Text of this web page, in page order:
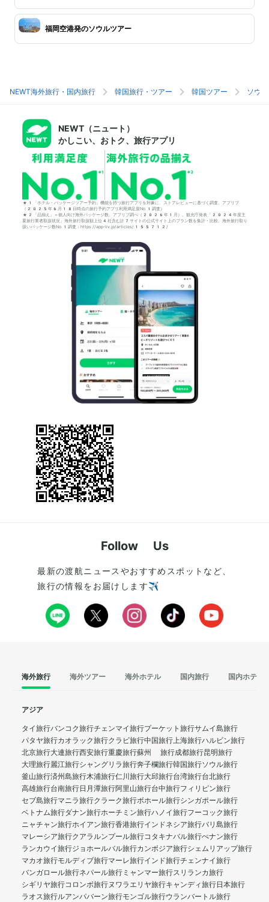
福岡空港発のソウルツアー
NEWT海外旅行・国内旅行 韓国旅行・ツアー 韓国ツアー ソウ
NEWT（ニュート）
かしこい、おトク、旅行アプリ
*1「ホテル・パッケージツアー予約」機能を持つ旅行アプリを対象に、ストアレビューに基づく調査。アプリブ
（2025年6月18日時点の旅行予約アプリ利用満足度No.1調査）
*2「品揃え」＝個人向け海外パッケージ数。アプリブ調べ（2026年1月）。観光庁発表「2024年度主
要旅行業者取扱状況」海外旅行取扱額上位4社含む計7サイトの公式サイト上のプラン数を集計・比較。海外旅行取り
扱いパッケージ数No.1調査：https://app-liv.jp/articles/155712/
Follow Us
最新の渡航ニュースやおすすめスポットなど、
旅行の情報をお届けします✈️
海外旅行 海外ツアー 海外ホテル 国内旅行 国内ホテル
アジア
タイ旅行バンコク旅行チェンマイ旅行プーケット旅行サムイ島旅行
パタヤ旅行カオラック旅行クラビ旅行中国旅行上海旅行ハルビン旅行
北京旅行大連旅行西安旅行重慶旅行蘇州 旅行成都旅行昆明旅行
大理旅行麗江旅行シャングリラ旅行奔子欄旅行韓国旅行ソウル旅行
釜山旅行済州島旅行木浦旅行仁川旅行大邱旅行台湾旅行台北旅行
高雄旅行台南旅行日月潭旅行阿里山旅行台中旅行フィリピン旅行
セブ島旅行マニラ旅行クラーク旅行ボホール旅行シンガポール旅行
ベトナム旅行ダナン旅行ホーチミン旅行ハノイ旅行フーコック旅行
ニャチャン旅行ホイアン旅行香港旅行インドネシア旅行バリ島旅行
マレーシア旅行クアラルンプール旅行コタキナバル旅行ぺナン旅行
ランカウイ旅行ジョホールバル旅行カンボジア旅行シェムリアップ旅行
マカオ旅行モルディブ旅行マーレ旅行インド旅行チェンナイ旅行
バンガロール旅行ネパール旅行 ミャンマー旅行スリランカ旅行
シギリヤ旅行コロンボ旅行ヌワラエリヤ旅行キャンディ旅行日本旅行
ラオス旅行ルアンパバーン旅行モンゴル旅行ウランバートル旅行